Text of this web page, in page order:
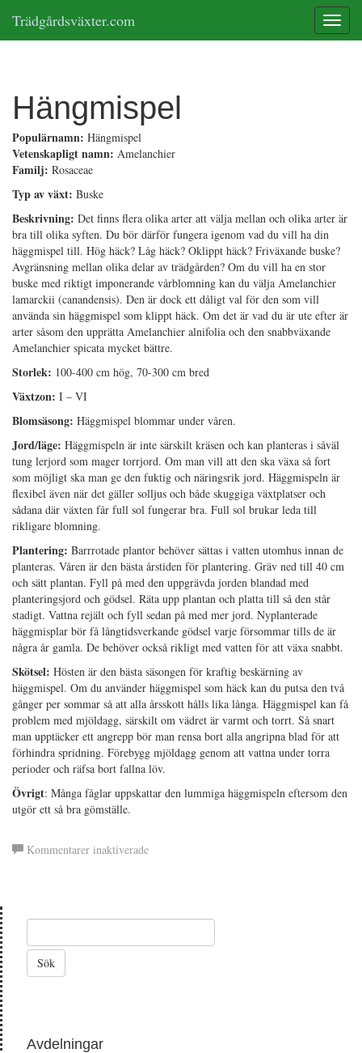
Trädgårdsväxter.com
Hängmispel
Populärnamn: Hängmispel
Vetenskapligt namn: Amelanchier
Familj: Rosaceae
Typ av växt: Buske
Beskrivning: Det finns flera olika arter att välja mellan och olika arter är
bra till olika syften. Du bör därför fungera igenom vad du vill ha din
häggmispel till. Hög häck? Låg häck? Oklippt häck? Friväxande buske?
Avgränsning mellan olika delar av trädgården? Om du vill ha en stor
buske med riktigt imponerande vårblomning kan du välja Amelanchier
lamarckii (canandensis). Den är dock ett dåligt val för den som vill
använda sin häggmispel som klippt häck. Om det är vad du är ute efter är
arter såsom den upprätta Amelanchier alnifolia och den snabbväxande
Amelanchier spicata mycket bättre.
Storlek: 100-400 cm hög, 70-300 cm bred
Växtzon: I – VI
Blomsäsong: Häggmispel blommar under våren.
Jord/läge: Häggmispeln är inte särskilt kräsen och kan planteras i såväl
tung lerjord som mager torrjord. Om man vill att den ska växa så fort
som möjligt ska man ge den fuktig och näringsrik jord. Häggmispeln är
flexibel även när det gäller solljus och både skuggiga växtplatser och
sådana där växten får full sol fungerar bra. Full sol brukar leda till
rikligare blomning.
Plantering: Barrrotade plantor behöver sättas i vatten utomhus innan de
planteras. Våren är den bästa årstiden för plantering. Gräv ned till 40 cm
och sätt plantan. Fyll på med den uppgrävda jorden blandad med
planteringsjord och gödsel. Räta upp plantan och platta till så den står
stadigt. Vattna rejält och fyll sedan på med mer jord. Nyplanterade
häggmisplar bör få långtidsverkande gödsel varje försommar tills de är
några år gamla. De behöver också rikligt med vatten för att växa snabbt.
Skötsel: Hösten är den bästa säsongen för kraftig beskärning av
häggmispel. Om du använder häggmispel som häck kan du putsa den två
gånger per sommar så att alla årsskott hålls lika långa. Häggmispel kan få
problem med mjöldagg, särskilt om vädret är varmt och torrt. Så snart
man upptäcker ett angrepp bör man rensa bort alla angripna blad för att
förhindra spridning. Förebygg mjöldagg genom att vattna under torra
perioder och räfsa bort fallna löv.
Övrigt: Många fåglar uppskattar den lummiga häggmispeln eftersom den
utgör ett så bra gömställe.
Kommentarer inaktiveradeför
Avdelningar